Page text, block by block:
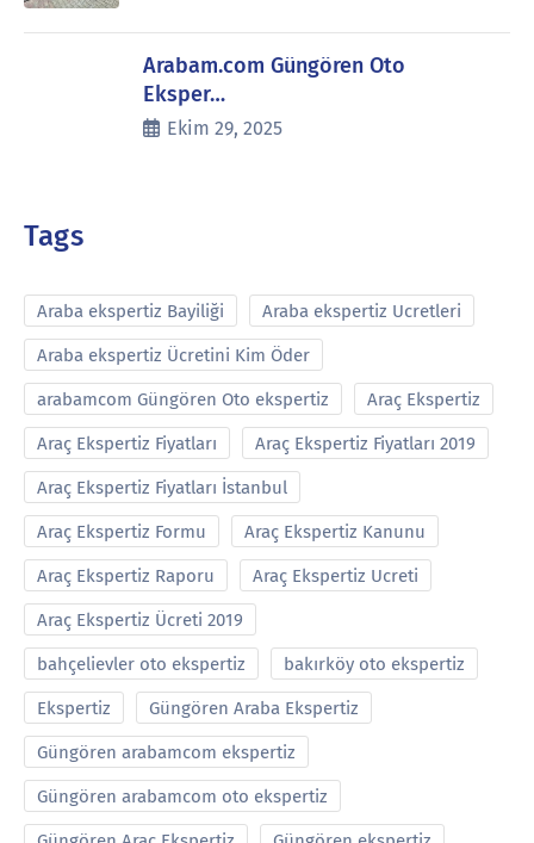
Arabam.com Güngören Oto
Eksper…
Ekim 29, 2025
Tags
Araba ekspertiz Bayiliği Araba ekspertiz Ucretleri
Araba ekspertiz Ücretini Kim Öder
arabamcom Güngören Oto ekspertiz Araç Ekspertiz
Araç Ekspertiz Fiyatları Araç Ekspertiz Fiyatları 2019
Araç Ekspertiz Fiyatları İstanbul
Araç Ekspertiz Formu Araç Ekspertiz Kanunu
Araç Ekspertiz Raporu Araç Ekspertiz Ucreti
Araç Ekspertiz Ücreti 2019
bahçelievler oto ekspertiz bakırköy oto ekspertiz
Ekspertiz Güngören Araba Ekspertiz
Güngören arabamcom ekspertiz
Güngören arabamcom oto ekspertiz